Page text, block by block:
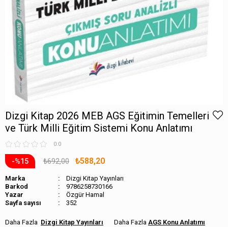
Dizgi Kitap 2026 MEB AGS Eğitimin Temelleri
ve Türk Milli Eğitim Sistemi Konu Anlatımı
0.0
15 ₺692,00 ₺588,20
Marka
Dizgi Kitap Yayınları
Barkod
9786258730166
Özgür Hamal
Sayfa sayısı
352
Dizgi Kitap Yayınları AGS Konu Anlatımı